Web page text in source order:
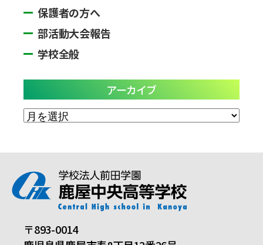
保護者の方へ
部活動大会報告
学校全般
アーカイブ
ア
ブ
〒893-0014